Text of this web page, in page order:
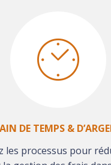
DE TEMPS &
les processus pour